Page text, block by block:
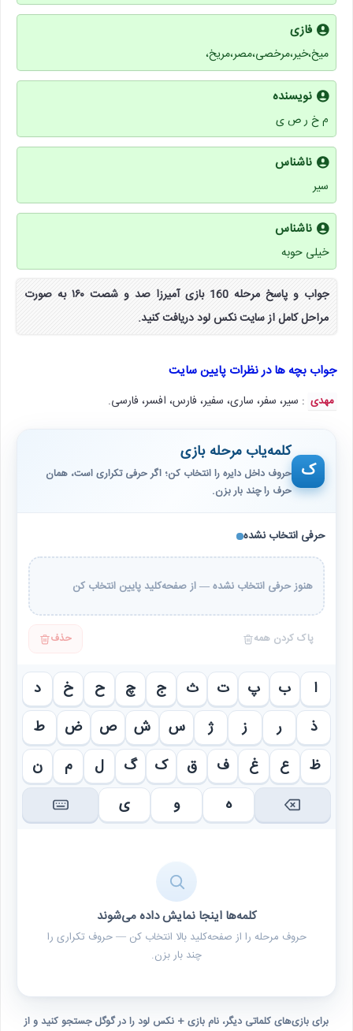
فازی
میخ،خیر،مرخصی،مصر،مریخ،
نویسنده
م خ ر ص ی
ناشناس
سیر
ناشناس
خیلی حوبه
جواب و پاسخ مرحله 160 بازی آمیرزا صد و شصت ۱۶۰ به صورت
مراحل کامل از سایت نکس لود دریافت کنید.
جواب بچه ها در نظرات پایین سایت
مهدی : سیر، سفر، ساری، سفیر، فارس، افسر، فارسی.
ک
کلمه‌یاب مرحله بازی
حروف داخل دایره را انتخاب کن؛ اگر حرفی تکراری است، همان
حرف را چند بار بزن.
حرفی انتخاب نشده
هنوز حرفی انتخاب نشده — از صفحه‌کلید پایین انتخاب کن
پاک کردن همه حذف
ا ب پ ت ث ج چ ح خ
د
ذ
ر ز ژ س ش ص ض
ط
ظ
ع غ ف ق ک گ ل م
ن
ه
و ی
کلمه‌ها اینجا نمایش داده می‌شوند
حروف مرحله را از صفحه‌کلید بالا انتخاب کن — حروف تکراری را
چند بار بزن.
برای بازی‌های کلماتی دیگر، نام بازی + نکس لود را در گوگل جستجو کنید و از